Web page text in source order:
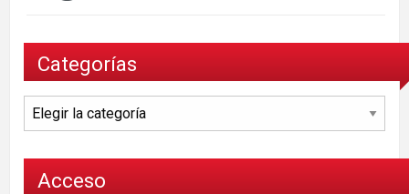
Categorías
Categorías
Acceso